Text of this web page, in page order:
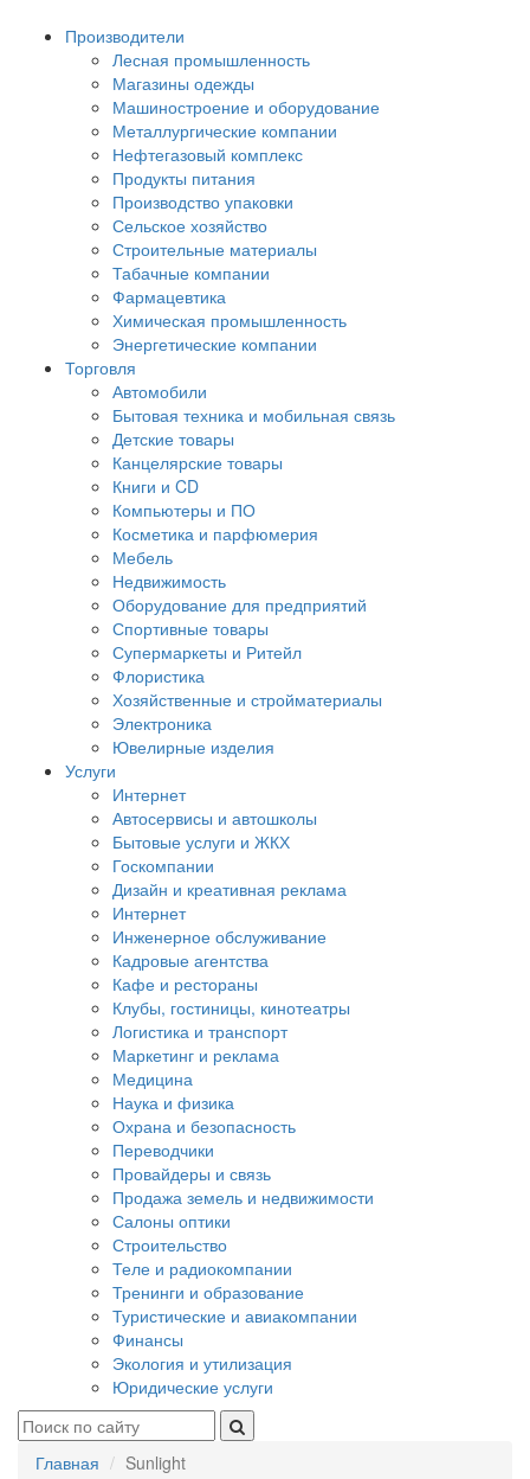
Производители
Лесная промышленность
Магазины одежды
Машиностроение и оборудование
Металлургические компании
Нефтегазовый комплекс
Продукты питания
Производство упаковки
Сельское хозяйство
Строительные материалы
Табачные компании
Фармацевтика
Химическая промышленность
Энергетические компании
Торговля
Автомобили
Бытовая техника и мобильная связь
Детские товары
Канцелярские товары
Книги и CD
Компьютеры и ПО
Косметика и парфюмерия
Мебель
Недвижимость
Оборудование для предприятий
Спортивные товары
Супермаркеты и Ритейл
Флористика
Хозяйственные и стройматериалы
Электроника
Ювелирные изделия
Услуги
Интернет
Автосервисы и автошколы
Бытовые услуги и ЖКХ
Госкомпании
Дизайн и креативная реклама
Интернет
Инженерное обслуживание
Кадровые агентства
Кафе и рестораны
Клубы, гостиницы, кинотеатры
Логистика и транспорт
Маркетинг и реклама
Медицина
Наука и физика
Охрана и безопасность
Переводчики
Провайдеры и связь
Продажа земель и недвижимости
Салоны оптики
Строительство
Теле и радиокомпании
Тренинги и образование
Туристические и авиакомпании
Финансы
Экология и утилизация
Юридические услуги
Главная Sunlight